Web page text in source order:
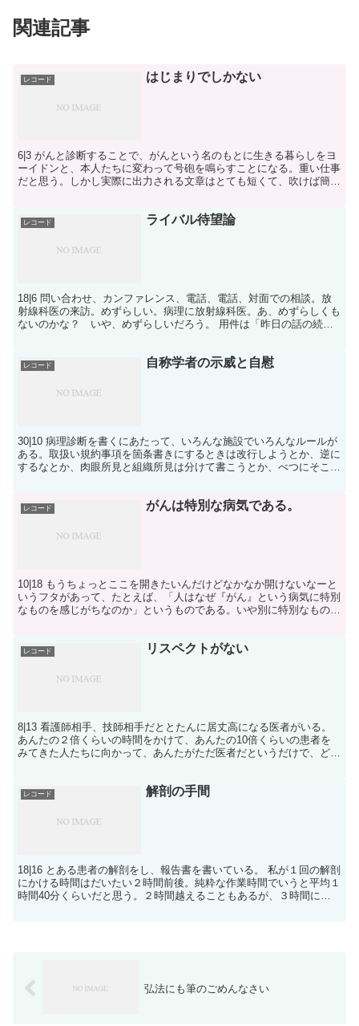
関連記事
レコード はじまりでしかない
6|3 がんと診断することで、がんという名のもとに生きる暮らしをヨ
ーイドンと、本人たちに変わって号砲を鳴らすことになる。重い仕事
だと思う。しかし実際に出力される文章はとても短くて、吹けば簡単
レコード ライバル待望論
18|6 問い合わせ、カンファレンス、電話、電話、対面での相談。放
射線科医の来訪。めずらしい。病理に放射線科医。あ、めずらしくも
ないのかな？ いや、めずらしいだろう。 用件は「昨日の話の続
レコード 自称学者の示威と自慰
30|10 病理診断を書くにあたって、いろんな施設でいろんなルールが
ある。取扱い規約事項を箇条書きにするときは改行しようとか、逆に
するなとか、肉眼所見と組織所見は分けて書こうとか、べつにそこま
レコード がんは特別な病気である。
10|18 もうちょっとここを開きたいんだけどなかなか開けないなーと
いうフタがあって、たとえば、「人はなぜ『がん』という病気に特別
なものを感じがちなのか」というものである。いや別に特別なものな
レコード リスペクトがない
8|13 看護師相手、技師相手だととたんに居丈高になる医者がいる。
あんたの２倍くらいの時間をかけて、あんたの10倍くらいの患者を
みてきた人たちに向かって、あんたがただ医者だというだけで、どう
レコード 解剖の手間
18|16 とある患者の解剖をし、報告書を書いている。 私が１回の解剖
にかける時間はだいたい２時間前後。純粋な作業時間でいうと平均１
時間40分くらいだと思う。２時間越えることもあるが、３時間に達
弘法にも筆のごめんなさい